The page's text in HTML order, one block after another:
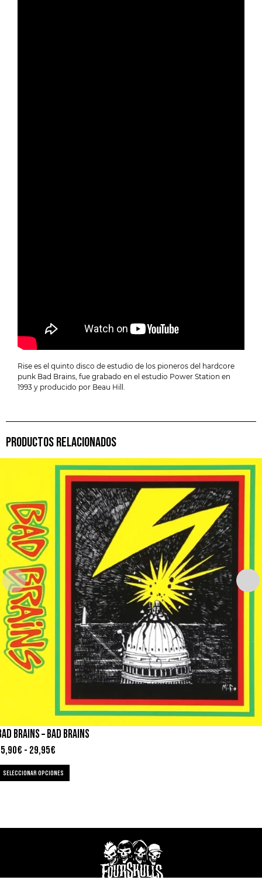
Rise es el quinto disco de estudio de los pioneros del hardcore
punk Bad Brains, fue grabado en el estudio Power Station en
1993 y producido por Beau Hill.
PRODUCTOS RELACIONADOS
BRAINS – BAD BRAINS
€ - 29,95€
SELECCIONAR OPCIONES